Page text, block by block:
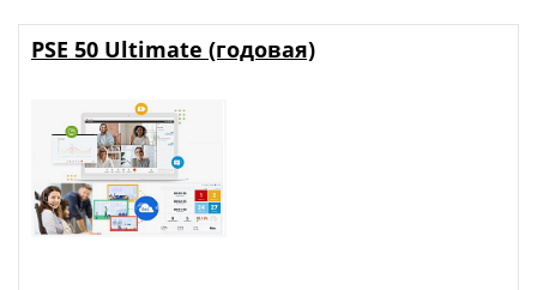
PSE 50 Ultimate (годовая)